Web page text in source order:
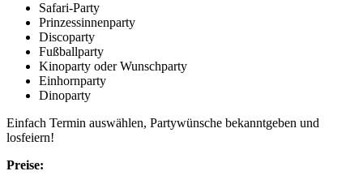
Safari-Party
Prinzessinnenparty
Discoparty
Fußballparty
Kinoparty oder Wunschparty
Einhornparty
Dinoparty
Einfach Termin auswählen, Partywünsche bekanntgeben und
losfeiern!
Preise: